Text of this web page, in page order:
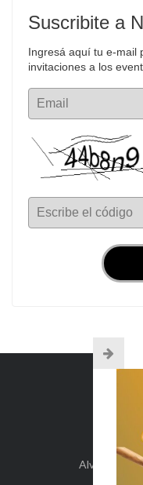
Suscribite a
Ingresá aquí tu e-mail
invitaciones a los
Email
Escribe el código
Alvear 254,